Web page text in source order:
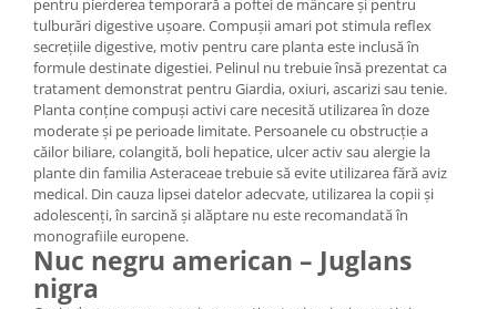
pentru pierderea temporară a poftei de mâncare și pentru
tulburări digestive ușoare. Compușii amari pot stimula reflex
secrețiile digestive, motiv pentru care planta este inclusă în
formule destinate digestiei. Pelinul nu trebuie însă prezentat ca
tratament demonstrat pentru Giardia, oxiuri, ascarizi sau tenie.
Planta conține compuși activi care necesită utilizarea în doze
moderate și pe perioade limitate. Persoanele cu obstrucție a
căilor biliare, colangită, boli hepatice, ulcer activ sau alergie la
plante din familia Asteraceae trebuie să evite utilizarea fără aviz
medical. Din cauza lipsei datelor adecvate, utilizarea la copii și
adolescenți, în sarcină și alăptare nu este recomandată în
monografiile europene.
Nuc negru american – Juglans
nigra